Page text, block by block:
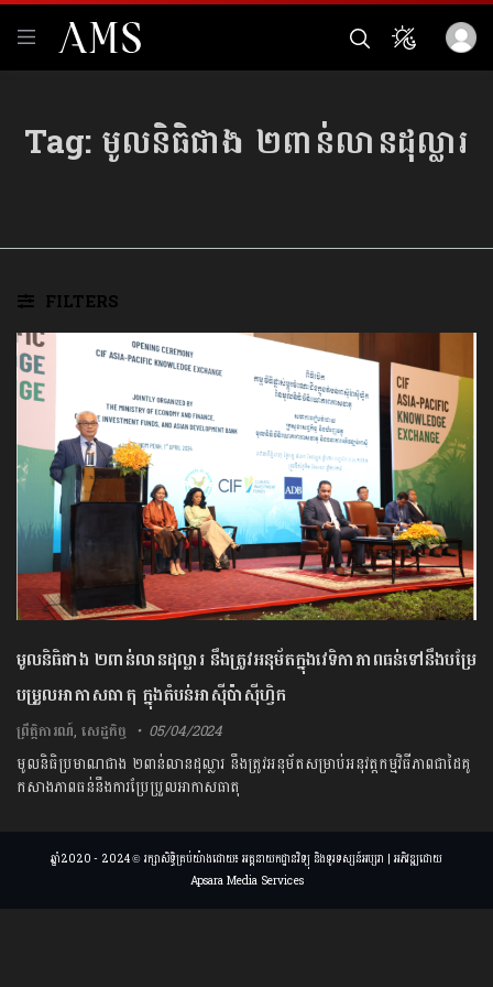
Tag:មូលនិធិជាង ២ពាន់លានដុល្លារ
FILTERS
មូលនិធិជាង ២ពាន់លានដុល្លារ នឹងត្រូវអនុម័តក្នុងវេទិកាភាពធន់ទៅនឹងបម្រែ
បម្រួលអាកាសធាតុ ក្នុងតំបន់អាស៊ីប៉ាស៊ីហ្វិក
ព្រឹត្តិការណ៍,សេដ្ឋកិច្ច 05/04/2024
មូលនិធិប្រមាណជាង ២ពាន់លានដុល្លារ នឹងត្រូវអនុម័តសម្រាប់អនុវត្ត​កម្មវិធីភាពជាដៃគូ
កសាងភាពធន់នឹងការប្រែប្រួលអាកាសធាតុ
ឆ្នាំ2020 - 2024 © រក្សាសិទ្ធិគ្រប់យ៉ាងដោយ៖ អគ្គនាយកដ្ឋានវិទ្យុ និងទូរទស្សន៍អប្សរា | អភិវឌ្ឍដោយ
Apsara Media Services